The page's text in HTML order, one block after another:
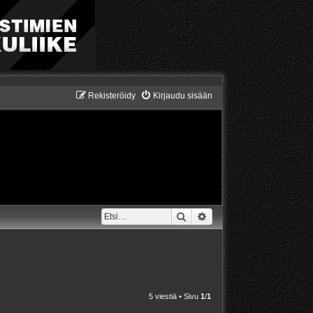
Kirjaudu sisään
Rekisteröidy
Etsi Tarkennettu haku
5 viestiä • Sivu 1 /1